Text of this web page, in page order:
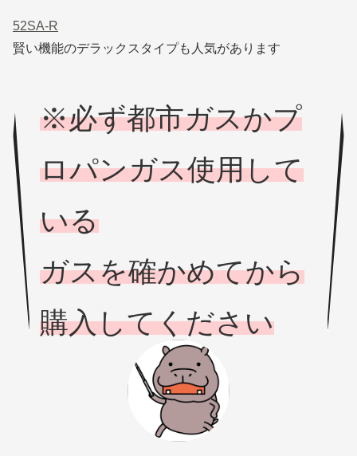
52SA-R
賢い機能のデラックスタイプも人気があります
※必ず都市ガスかプ
ロパンガス使用して
いる
ガスを確かめてから
購入してください